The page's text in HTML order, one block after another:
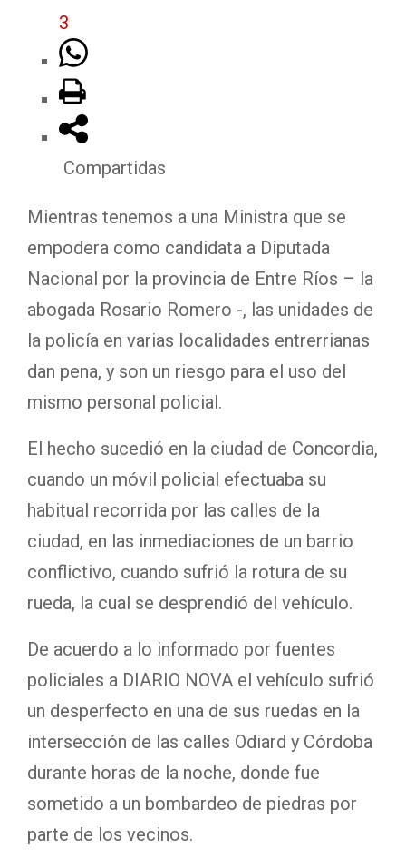
3
Compartidas
Mientras tenemos a una Ministra que se
empodera como candidata a Diputada
Nacional por la provincia de Entre Ríos – la
abogada Rosario Romero -, las unidades de
la policía en varias localidades entrerrianas
dan pena, y son un riesgo para el uso del
mismo personal policial.
El hecho sucedió en la ciudad de Concordia,
cuando un móvil policial efectuaba su
habitual recorrida por las calles de la
ciudad, en las inmediaciones de un barrio
conflictivo, cuando sufrió la rotura de su
rueda, la cual se desprendió del vehículo.
De acuerdo a lo informado por fuentes
policiales a DIARIO NOVA el vehículo sufrió
un desperfecto en una de sus ruedas en la
intersección de las calles Odiard y Córdoba
durante horas de la noche, donde fue
sometido a un bombardeo de piedras por
parte de los vecinos.